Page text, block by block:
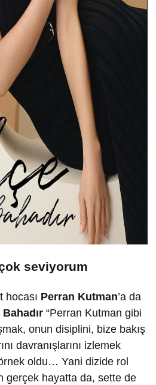
seviyorum
hocası Perran Kutman’a da
“Perran Kutman gibi
onun disiplini, bize bakış
davranışlarını izlemek
oldu… Yani dizide rol
gerçek hayatta da, sette de